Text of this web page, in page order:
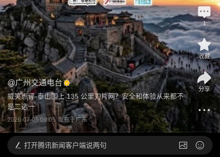
@广州交通电台
威笑点评-泰山围上 135 公里刀片网？安全和体验从来都不
是二选一
2026-07-05 09:05 发布于广东
1
收藏
分享
打开腾讯新闻客户端说两句